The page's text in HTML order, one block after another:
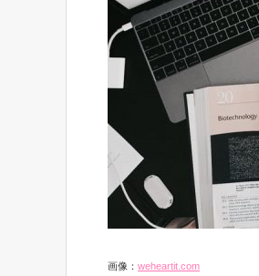
画像： weheartit.com